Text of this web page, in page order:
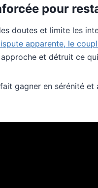
pour
doutes et limite les
apparente, le
et détruit ce
gagner en sérénité